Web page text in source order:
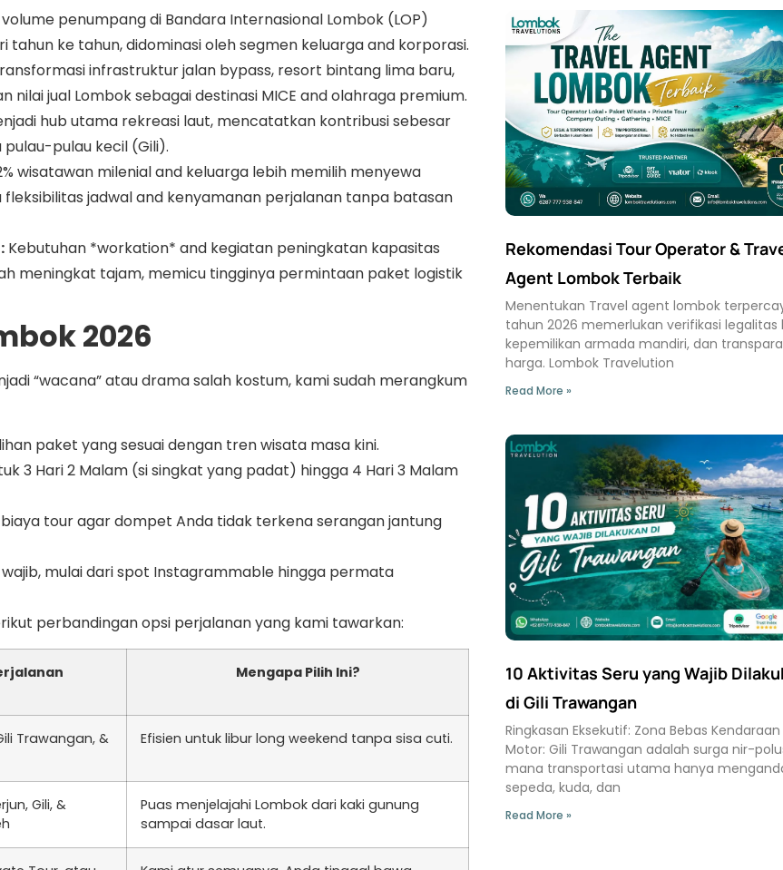
volume penumpang di Bandara Internasional Lombok (LOP)
tahun ke tahun, didominasi oleh segmen keluarga and korporasi.
infrastruktur jalan bypass, resort bintang lima baru,
nilai jual Lombok sebagai destinasi MICE and olahraga premium.
hub utama rekreasi laut, mencatatkan kontribusi sebesar
pulau kecil (Gili).
wisatawan milenial and keluarga lebih memilih menyewa
jadwal and kenyamanan perjalanan tanpa batasan
Kebutuhan *workation* and kegiatan peningkatan kapasitas
meningkat tajam, memicu tingginya permintaan paket logistik
2026
“wacana” atau drama salah kostum, kami sudah merangkum
paket yang sesuai dengan tren wisata masa kini.
3 Hari 2 Malam (si singkat yang padat) hingga 4 Hari 3 Malam
tour agar dompet Anda tidak terkena serangan jantung
mulai dari spot Instagrammable hingga permata
perbandingan opsi perjalanan yang kami tawarkan:
Mengapa Pilih Ini?
Trawangan, &
Efisien untuk libur long weekend tanpa sisa cuti.
Gili, &
Puas menjelajahi Lombok dari kaki gunung
sampai dasar laut.
Rekomendasi Tour Operator &
Agent Lombok Terbaik
Menentukan Travel agent lombok
tahun 2026 memerlukan verifikasi legalitas
kepemilikan armada mandiri, dan
harga. Lombok Travelution
Read More »
10 Aktivitas Seru yang Wajib
di Gili Trawangan
Ringkasan Eksekutif: Zona Bebas Kendaraan
Motor: Gili Trawangan adalah surga nir-
mana transportasi utama hanya
sepeda, kuda, dan
Read More »